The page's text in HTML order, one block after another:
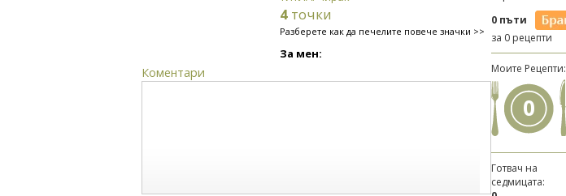
4 точки
Разберете как да печелите повече значки >>
За мен:
Коментари
0 пъти
за 0 рецепти
Моите Рецепти:
0
Готвач на
седмицата: